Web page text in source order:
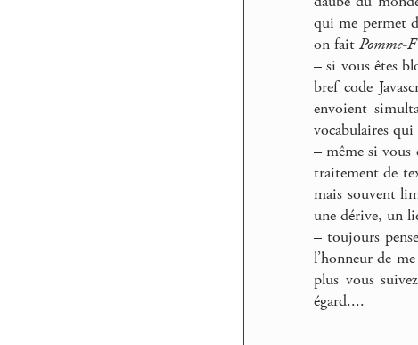
qui me permet
on fait Pomme-F
– si vous êtes
bref code
envoient
vocabulaires
– même si vous
traitement de
mais souvent
une dérive, un
– toujours
l’honneur de
plus vous
égard....